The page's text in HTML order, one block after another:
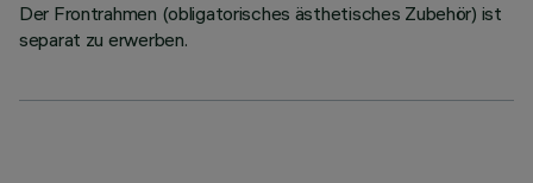
Der Frontrahmen (obligatorisches ästhetisches Zubehör) ist
separat zu erwerben.